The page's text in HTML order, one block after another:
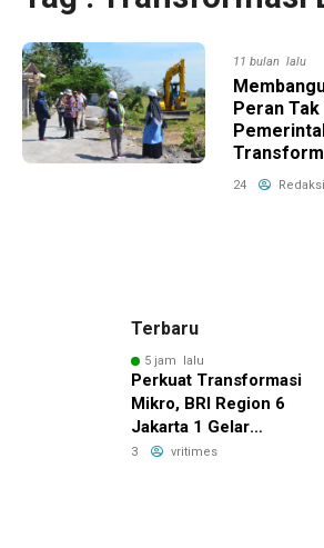
11 bulan lalu
Peran
24 Redaksi
Terbaru
5 jam lalu
Perkuat Transformasi
Mikro, BRI Region 6
Jakarta 1 Gelar
Pembekalan Motivasi dan
3 vritimes